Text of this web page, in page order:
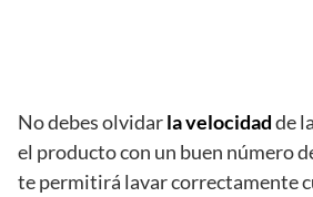
No debes olvidarla velocidadde
el producto con un buen número
te permitirá lavar correctamente